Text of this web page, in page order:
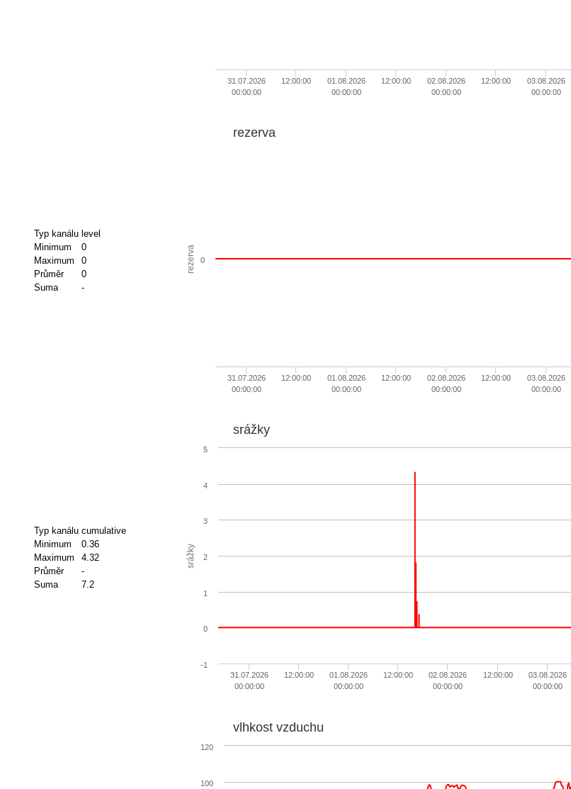
31.07.2026
00:00:00
12:00:00
01.08.2026
00:00:00
12:00:00
02.08.2026
00:00:00
12:00:00
03.08.2026
00:00:00
Typ kanálu level
Minimum
0
Maximum
0
Průměr
0
Suma
-
rezerva
rezerva
31.07.2026
00:00:00
12:00:00
01.08.2026
00:00:00
12:00:00
02.08.2026
00:00:00
12:00:00
03.08.2026
00:00:00
0
Typ kanálu cumulative
Minimum
0.36
Maximum
4.32
Průměr
-
Suma
7.2
srážky
srážky
31.07.2026
00:00:00
12:00:00
01.08.2026
00:00:00
12:00:00
02.08.2026
00:00:00
12:00:00
03.08.2026
00:00:00
-1
0
1
2
3
4
5
vlhkost vzduchu
100
120